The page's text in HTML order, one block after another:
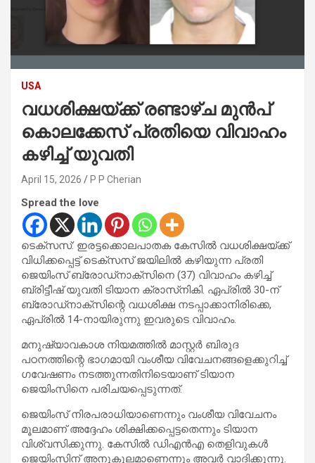
USA
വധശിക്ഷയ്ക്ക് രണ്ടാഴ്ച മുൻപ്
കൊലക്കേസ് പ്രതിയെ വിവാഹം
കഴിച്ച് യുവതി
April 15, 2026 P P Cherian
Spread the love
ടെക്സസ്: ഇരട്ടക്കൊലപാതക കേസിൽ വധശിക്ഷയ്ക്ക്
വിധിക്കപ്പെട്ട് ടെക്സസ് ജയിലിൽ കഴിയുന്ന പ്രതി
ജെയിംസ് ബ്രോഡ്‌നാക്സിനെ (37) വിവാഹം കഴിച്ച്
ബ്രിട്ടീഷ് യുവതി ടിയാന ക്രാസ്‌നികി. ഏപ്രിൽ 30-ന്
ബ്രോഡ്‌നാക്സിന്റെ വധശിക്ഷ നടപ്പാക്കാനിരിക്കെ,
ഏപ്രിൽ 14-നായിരുന്നു ഇവരുടെ വിവാഹം.
മനുഷ്യാവകാശ നിയമത്തിൽ മാസ്റ്റർ ബിരുദ
പഠനത്തിന്റെ ഭാഗമായി വംശീയ വിവേചനങ്ങളെക്കുറിച്ച്
ഗവേഷണം നടത്തുന്നതിനിടെയാണ് ടിയാന
ജെയിംസിനെ പരിചയപ്പെടുന്നത്.
ജെയിംസ് നിരപരാധിയാണെന്നും വംശീയ വിവേചനം
മൂലമാണ് അദ്ദേഹം ശിക്ഷിക്കപ്പെട്ടതെന്നും ടിയാന
വിശ്വസിക്കുന്നു. കേസിൽ ഡിഎൻഎ തെളിവുകൾ
ജെയിംസിന് അനുകൂലമാണെന്നും അവർ വാദിക്കുന്നു.